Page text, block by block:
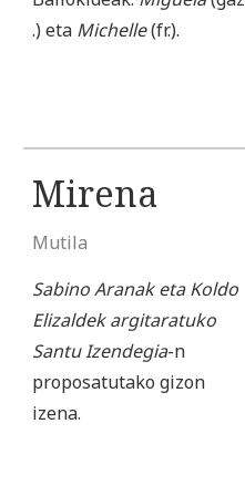
.) eta Michelle(fr.).
Mirena
Mutila
Sabino Aranak eta Koldo
Elizaldek argitaratuko
Santu Izendegia-n
proposatutako gizon
izena.